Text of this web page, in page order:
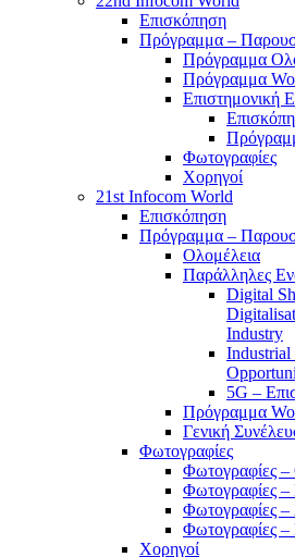
Επισκόπηση
Πρόγραμμα –
Πρόγραμμα
Πρόγραμμα
Επιστημονική
Φωτογραφίες
Χορηγοί
21st Infocom World
Επισκόπηση
Πρόγραμμα –
Ολομέλεια
Παράλληλες
Digital
Industry
5G –
Πρόγραμμα
Γενική
Φωτογραφίες
Φωτογραφίες –
Φωτογραφίες –
Φωτογραφίες –
Φωτογραφίες –
Χορηγοί